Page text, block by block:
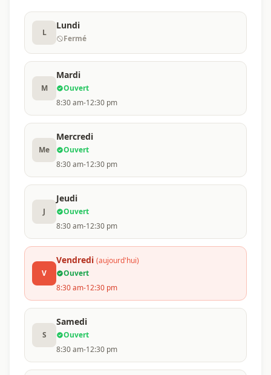
L
Lundi
Fermé
M
Mardi
Ouvert
8:30 am-12:30 pm
Me
Mercredi
Ouvert
8:30 am-12:30 pm
J
Jeudi
Ouvert
8:30 am-12:30 pm
V
Vendredi (aujourd'hui)
Ouvert
8:30 am-12:30 pm
S
Samedi
Ouvert
8:30 am-12:30 pm